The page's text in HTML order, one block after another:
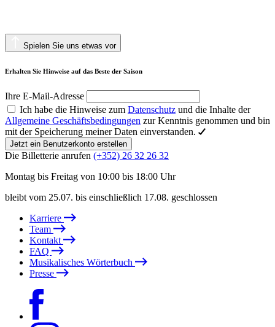
Spielen Sie uns etwas vor
Erhalten Sie Hinweise auf das Beste der Saison
Ihre E-Mail-Adresse
Ich habe die Hinweise zum Datenschutz und die Inhalte der
Allgemeine Geschäftsbedingungen zur Kenntnis genommen und bin
mit der Speicherung meiner Daten einverstanden.
Jetzt ein Benutzerkonto erstellen
Die Billetterie anrufen (+352) 26 32 26 32
Montag bis Freitag von 10:00 bis 18:00 Uhr
bleibt vom 25.07. bis einschließlich 17.08. geschlossen
Karriere
Team
Kontakt
FAQ
Musikalisches Wörterbuch
Presse